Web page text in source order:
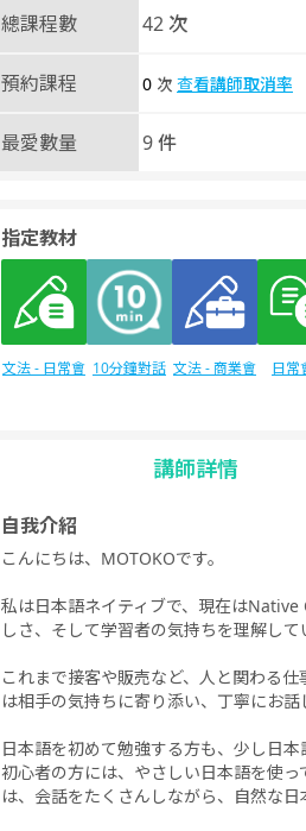
總課程數 42 次
預約課程 0 次 查看講師取消率
最愛數量 9 件
指定教材
文法 - 日常會 10分鐘對話 文法 - 商業會
日常
N1
講師詳情
自我介紹
こんにちは、MOTOKOです。
私は日本語ネイティブで、現在は
しさ、そして学習者の気持ちを理解して
これまで接客や販売など、人と関わる
は相手の気持ちに寄り添い、丁寧にお話
日本語を初めて勉強する方も、少し日本
初心者の方には、やさしい日本語を使
は、会話をたくさんしながら、自然な日